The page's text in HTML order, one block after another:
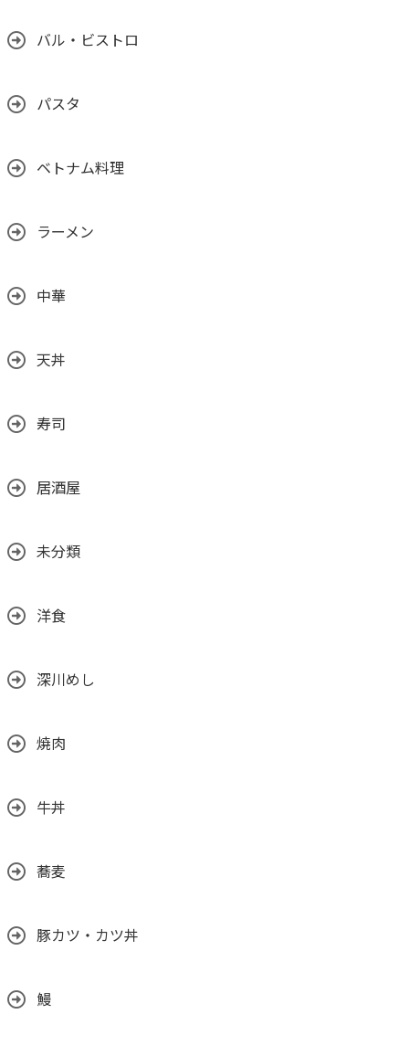
バル・ビストロ
パスタ
ベトナム料理
ラーメン
中華
天丼
寿司
居酒屋
未分類
洋食
深川めし
焼肉
牛丼
蕎麦
豚カツ・カツ丼
鰻